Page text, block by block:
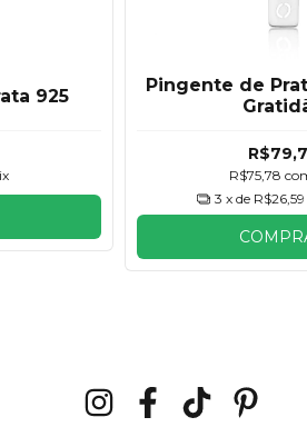
925
Pingente de
R$75,78
3 x de R$26,59